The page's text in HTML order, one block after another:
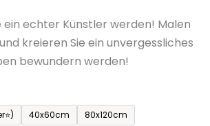
ein echter Künstler werden! Malen
kreieren Sie ein unvergessliches
bewundern werden!
40x60cm 80x120cm